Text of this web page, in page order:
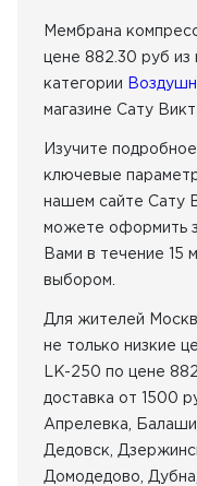
Мембрана
цене 882.30 руб из
категории
магазине Сату
Изучите
ключевые
нашем сайте Сату
можете оформить
Вами в течение 15
выбором.
Для жителей
не только низкие
LK-250 по цене
доставка от 1500
Апрелевка,
Дедовск,
Домодедово,